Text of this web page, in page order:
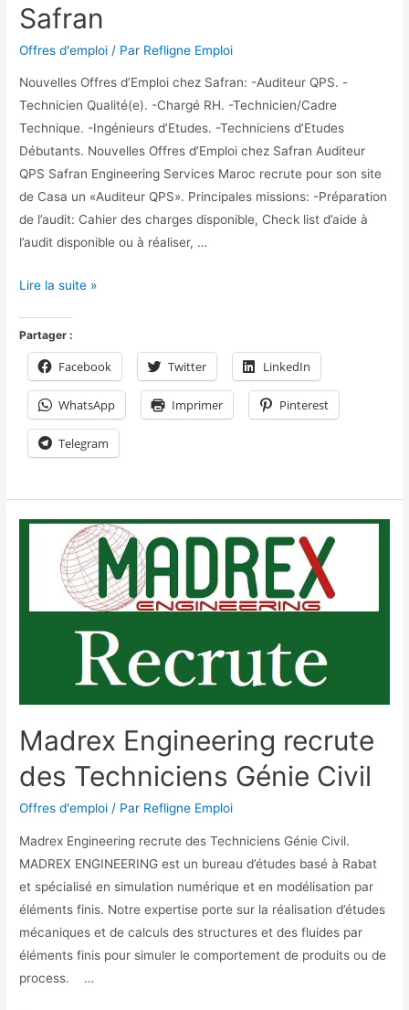
Safran
Offres d'emploi / Par Refligne Emploi
Nouvelles Offres d’Emploi chez Safran: -Auditeur QPS. -
Technicien Qualité(e). -Chargé RH. -Technicien/Cadre
Technique. -Ingénieurs d’Etudes. -Techniciens d’Etudes
Débutants. Nouvelles Offres d’Emploi chez Safran Auditeur
QPS Safran Engineering Services Maroc recrute pour son site
de Casa un «Auditeur QPS». Principales missions: -Préparation
de l’audit: Cahier des charges disponible, Check list d’aide à
l’audit disponible ou à réaliser, …
Lire la suite »
Partager :
Facebook Twitter LinkedIn
WhatsApp Imprimer Pinterest
Telegram
Madrex Engineering recrute
des Techniciens Génie Civil
Offres d'emploi / Par Refligne Emploi
Madrex Engineering recrute des Techniciens Génie Civil.
MADREX ENGINEERING est un bureau d’études basé à Rabat
et spécialisé en simulation numérique et en modélisation par
éléments finis. Notre expertise porte sur la réalisation d’études
mécaniques et de calculs des structures et des fluides par
éléments finis pour simuler le comportement de produits ou de
process. …